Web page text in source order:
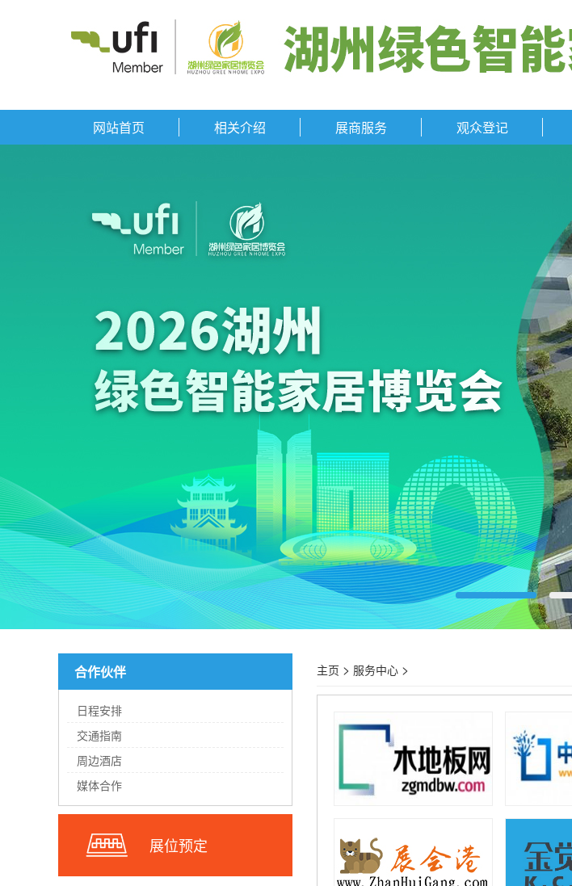
网站首页 相关介绍 展商服务 观众登记
合作伙伴
日程安排
交通指南
周边酒店
媒体合作
展位预定
主页 > 服务中心 >